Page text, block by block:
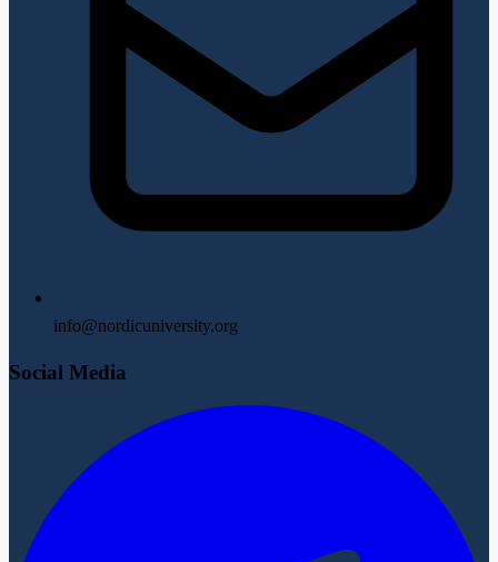
info@nordicuniversity.org
Social Media